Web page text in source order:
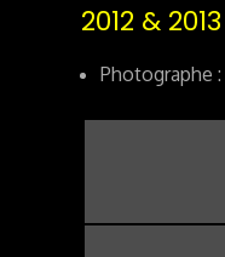
2012 & 2013
Photographe :